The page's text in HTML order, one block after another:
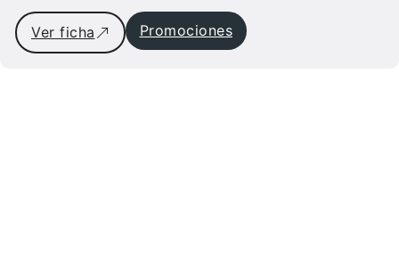
Ver ficha Promociones